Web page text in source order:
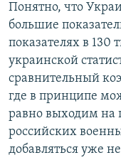
Понятно, что
большие
показателях в 130
украинской
сравнительный
где в принципе
равно выходим на
российских
добавляться уже